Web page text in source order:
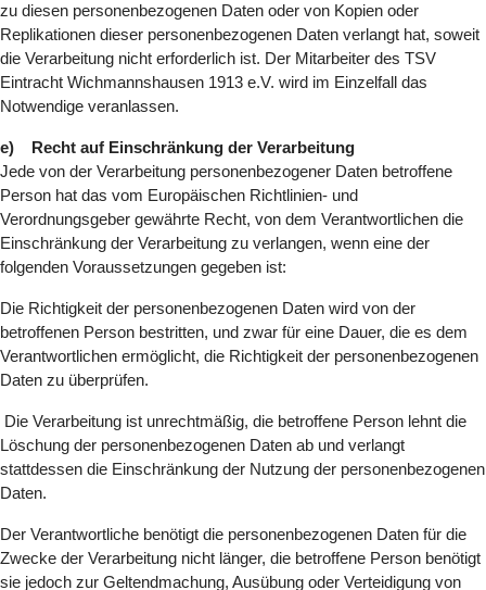
zu diesen personenbezogenen Daten oder von Kopien oder
Replikationen dieser personenbezogenen Daten verlangt hat, soweit
die Verarbeitung nicht erforderlich ist. Der Mitarbeiter des TSV
Eintracht Wichmannshausen 1913 e.V. wird im Einzelfall das
Notwendige veranlassen.
e) Recht auf Einschränkung der Verarbeitung
Jede von der Verarbeitung personenbezogener Daten betroffene
Person hat das vom Europäischen Richtlinien- und
Verordnungsgeber gewährte Recht, von dem Verantwortlichen die
Einschränkung der Verarbeitung zu verlangen, wenn eine der
folgenden Voraussetzungen gegeben ist:
Die Richtigkeit der personenbezogenen Daten wird von der
betroffenen Person bestritten, und zwar für eine Dauer, die es dem
Verantwortlichen ermöglicht, die Richtigkeit der personenbezogenen
Daten zu überprüfen.
Die Verarbeitung ist unrechtmäßig, die betroffene Person lehnt die
Löschung der personenbezogenen Daten ab und verlangt
stattdessen die Einschränkung der Nutzung der personenbezogenen
Daten.
Der Verantwortliche benötigt die personenbezogenen Daten für die
Zwecke der Verarbeitung nicht länger, die betroffene Person benötigt
sie jedoch zur Geltendmachung, Ausübung oder Verteidigung von